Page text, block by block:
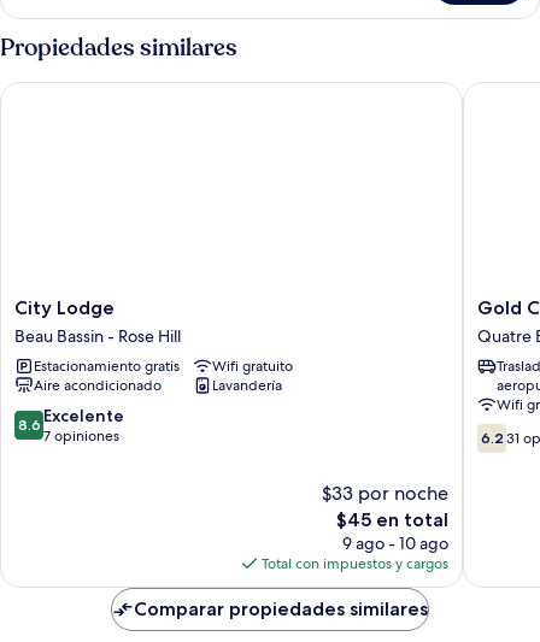
o
2
individuales
familiar
con
1
cama
matrimonial
Propiedades similares
City
Lodge
Beau
Bassin
-
Rose
Hill
City Lodge
Beau Bassin - Rose Hill
Estacionamiento gratis
Wifi gratuito
Aire acondicionado
Lavandería
8.6
de
8.6 Excelente
7 opiniones
$33 por noche
El
precio
actual
es
de
$45
$45 en total
9 ago - 10 ago
Total con impuestos y cargos
City Lodge
Gold
Crest
Hotel
Quatre
Bornes
Gold
Quatre
Wifi
6.2
de
6.2 31
Gold
Comparar propiedades similares